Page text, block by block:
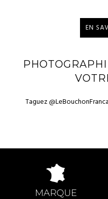
EN
Taguez
MARQUE